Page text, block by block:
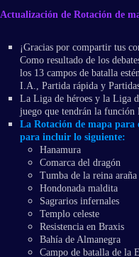
Actualización de Rotación de
¡Gracias por compartir tus
Como resultado de los
los 13 campos de batalla
I.A., Partida rápida y
La Liga de héroes y la Liga
juego que tendrán la función
La Rotación de mapa para
para incluir lo siguiente:
Hanamura
Comarca del dragón
Tumba de la reina araña
Hondonada maldita
Sagrarios infernales
Templo celeste
Resistencia en Braxis
Bahía de Almanegra
Campo de batalla de la